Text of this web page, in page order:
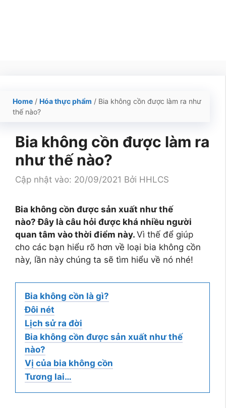
Home / Hóa thực phẩm / Bia không cồn được làm ra như
thế nào?
Bia không cồn được làm ra
như thế nào?
Cập nhật vào: 20/09/2021 Bởi HHLCS
Bia không cồn được sản xuất như thế
nào? Đây là câu hỏi được khá nhiều người
quan tâm vào thời điểm này. Vì thế để giúp
cho các bạn hiểu rõ hơn về loại bia không cồn
này, lần này chúng ta sẽ tìm hiểu về nó nhé!
Bia không cồn là gì?
Đôi nét
Lịch sử ra đời
Bia không cồn được sản xuất như thế
nào?
Vị của bia không cồn
Tương lai…